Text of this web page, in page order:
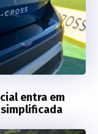
entra em
simplificada